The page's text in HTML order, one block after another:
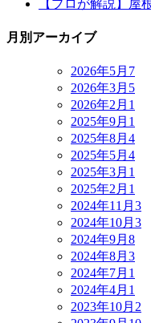
【プロが解説】屋
月別アーカイブ
2026年5月 7
2026年3月 5
2026年2月 1
2025年9月 1
2025年8月 4
2025年5月 4
2025年3月 1
2025年2月 1
2024年11月 3
2024年10月 3
2024年9月 8
2024年8月 3
2024年7月 1
2024年4月 1
2023年10月 2